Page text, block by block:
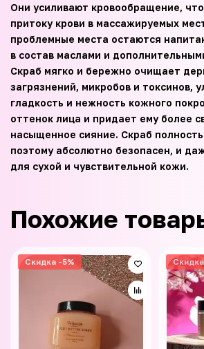
Они усиливают кровообращение,
притоку крови в массажируемых
проблемные места остаются
в состав маслами и
Скраб мягко и бережно очищает
загрязнений, микробов и токсинов,
гладкость и нежность кожного
оттенок лица и придает ему более
насыщенное сияние. Скраб
поэтому абсолютно безопасен, и
для сухой и чувствительной кожи.
Похожие
Скидка -5%